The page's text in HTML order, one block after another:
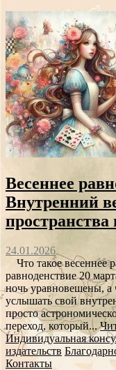
Весеннее
Внутренний
24.01.2026
Что такое весеннее
равноденствие 20
ночь уравновешены, а
услышать свой
просто
переход, который...
Индивидуальная
издательств
Контакты